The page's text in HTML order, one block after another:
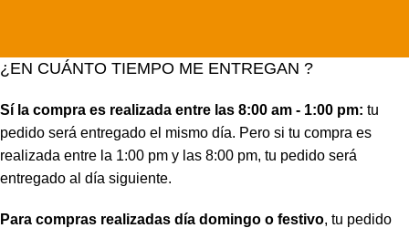
¿EN CUÁNTO TIEMPO ME ENTREGAN ?
Sí la compra es realizada entre las 8:00 am - 1:00 pm: tu
pedido será entregado el mismo día. Pero si tu compra es
realizada entre la 1:00 pm y las 8:00 pm, tu pedido será
entregado al día siguiente.
Para compras realizadas día domingo o festivo, tu pedido